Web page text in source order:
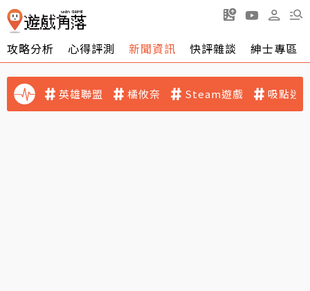
攻略分析 心得評測 新聞資訊 快評雜談 紳士專區
英雄聯盟 橘攸奈 Steam遊戲 吸點迷